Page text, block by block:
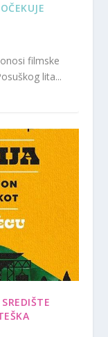
filmske
lita...